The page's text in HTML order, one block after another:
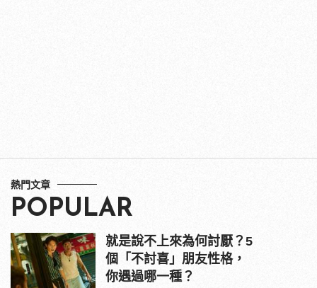
熱門文章
POPULAR
就是說不上來為何討厭？5
個「不討喜」朋友性格，
你遇過哪一種？